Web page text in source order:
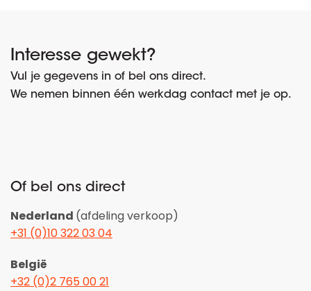
Interesse gewekt?
Vul je gegevens in of bel ons direct.
We nemen binnen één werkdag contact met je op.
Of bel ons direct
Nederland (afdeling verkoop)
+31 (0)10 322 03 04
België
+32 (0)2 765 00 21